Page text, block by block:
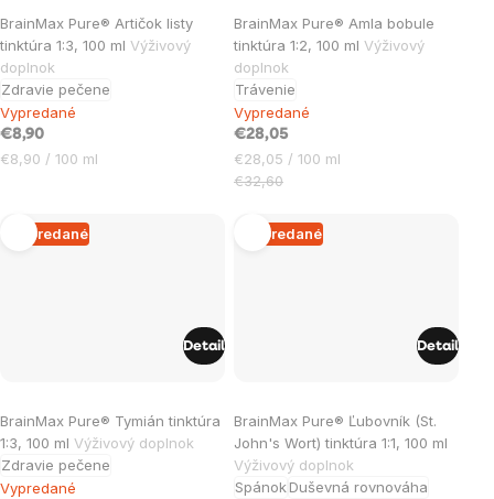
BrainMax Pure® Artičok listy
tinktúra 1:3, 100 ml Výživový
doplnok
Zdravie pečene
Vypredané
€8,90
Jednotková
€8,90 / 100 ml
BrainMax Pure® Amla bobule
tinktúra 1:2, 100 ml Výživový
doplnok
Trávenie
Vypredané
€28,05
Jednotková
cena:
€28,05 / 100 ml
€32,60
Vypredané
BrainMax Pure® Tymián tinktúra
1:3, 100 ml Výživový doplnok
Zdravie pečene
hodnotenie
produktu
je
Vypredané
Detail
Vypredané
BrainMax Pure® Ľubovník (St.
John's Wort) tinktúra 1:1, 100 ml
Výživový doplnok
SpánokDuševná rovnováha
hodnotenie
produktu
je
Detail